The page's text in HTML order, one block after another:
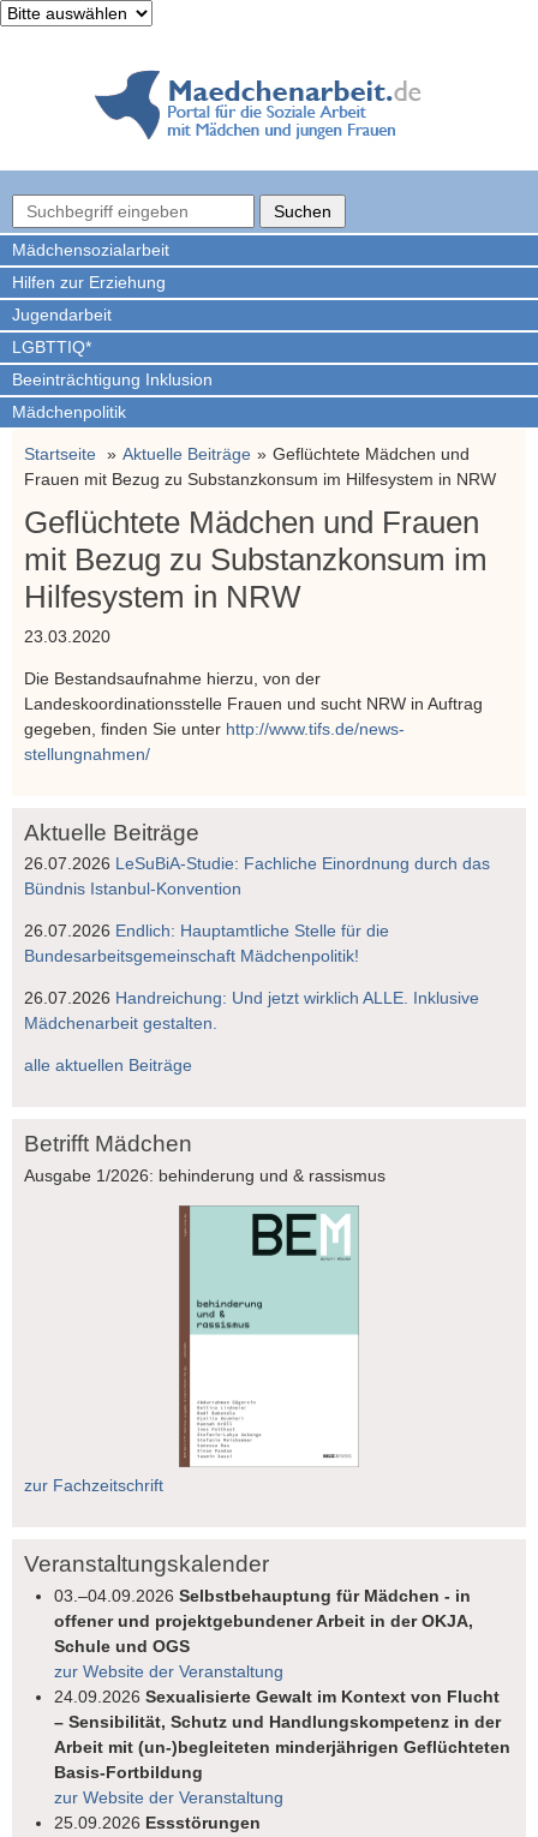
Mädchen­sozialarbeit
Hilfen zur Erziehung
Jugendarbeit
LGBTTIQ*
Beeinträchtigung Inklusion
Mädchenpolitik
Startseite Aktuelle Beiträge
Geflüchtete Mädchen und
Frauen mit Bezug zu Substanzkonsum im Hilfesystem in NRW
Geflüchtete Mädchen und Frauen
mit Bezug zu Substanzkonsum im
Hilfesystem in NRW
23.03.2020
Die Bestandsaufnahme hierzu, von der
Landeskoordinationsstelle Frauen und sucht NRW in Auftrag
gegeben, finden Sie unter http://www.tifs.de/news-
stellungnahmen/
Aktuelle Beiträge
26.07.2026 LeSuBiA-Studie: Fachliche Einordnung durch das
Bündnis Istanbul-Konvention
26.07.2026 Endlich: Hauptamtliche Stelle für die
Bundesarbeitsgemeinschaft Mädchenpolitik!
26.07.2026 Handreichung: Und jetzt wirklich ALLE. Inklusive
Mädchenarbeit gestalten.
alle aktuellen Beiträge
Betrifft Mädchen
Ausgabe 1/2026: behinderung und & rassismus
zur Fachzeitschrift
Veranstaltungskalender
03.–04.09.2026Selbstbehauptung für Mädchen - in
offener und projektgebundener Arbeit in der OKJA,
Schule und OGS
zur Website der Veranstaltung
24.09.2026Sexualisierte Gewalt im Kontext von Flucht
– Sensibilität, Schutz und Handlungskompetenz in der
Arbeit mit (un-)begleiteten minderjährigen Geflüchteten
Basis-Fortbildung
zur Website der Veranstaltung
25.09.2026 Essstörungen